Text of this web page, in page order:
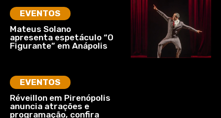
EVENTOS
Mateus Solano
apresenta espetáculo “O
Figurante” em Anápolis
EVENTOS
Réveillon em Pirenópolis
anuncia atrações e
programação, confira